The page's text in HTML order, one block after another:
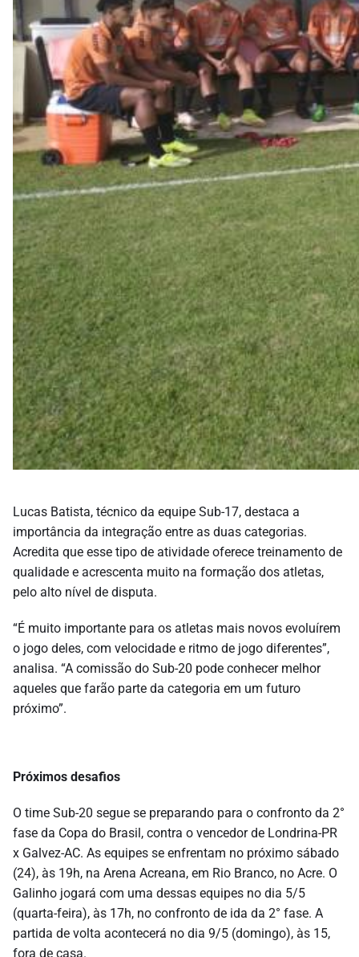
Lucas Batista, técnico da equipe Sub-17, destaca a
importância da integração entre as duas categorias.
Acredita que esse tipo de atividade oferece treinamento de
qualidade e acrescenta muito na formação dos atletas,
pelo alto nível de disputa.
“É muito importante para os atletas mais novos evoluírem
o jogo deles, com velocidade e ritmo de jogo diferentes”,
analisa. “A comissão do Sub-20 pode conhecer melhor
aqueles que farão parte da categoria em um futuro
próximo”.
Próximos desafios
O time Sub-20 segue se preparando para o confronto da 2°
fase da Copa do Brasil, contra o vencedor de Londrina-PR
x Galvez-AC. As equipes se enfrentam no próximo sábado
(24), às 19h, na Arena Acreana, em Rio Branco, no Acre. O
Galinho jogará com uma dessas equipes no dia 5/5
(quarta-feira), às 17h, no confronto de ida da 2° fase. A
partida de volta acontecerá no dia 9/5 (domingo), às 15,
fora de casa.